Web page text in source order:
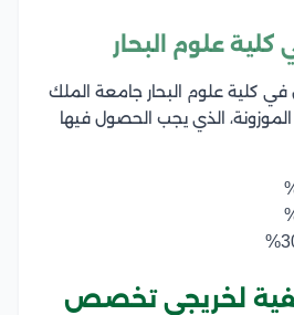
علوم البحار
في كلية علوم البحار جامعة الملك
الموزونة، الذي يجب الحصول فيها
لخريجي تخصص